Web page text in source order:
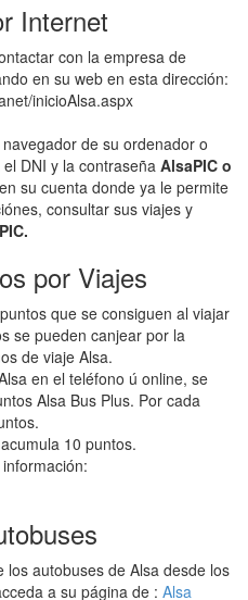
Internet
con la empresa de
en su web en esta dirección:
inicioAlsa.aspx
de su ordenador o
DNI y la contraseña AlsaPIC o
su cuenta donde ya le permite
consultar sus viajes y
por Viajes
que se consiguen al viajar
se pueden canjear por la
de viaje Alsa.
en el teléfono ú online, se
Alsa Bus Plus. Por cada
10 puntos.
autobuses de Alsa desde los
a su página de : Alsa